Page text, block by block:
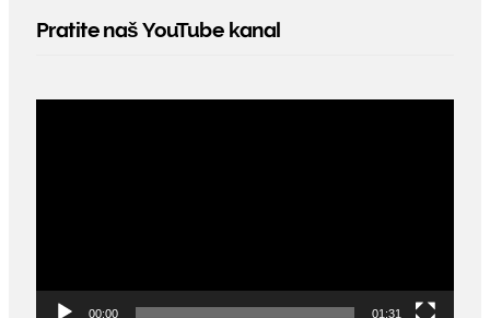
Pratite naš YouTube kanal
00:00 01:31